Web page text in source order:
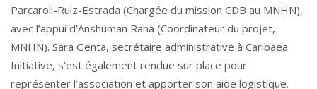
Parcaroli-Ruiz-Estrada (Chargée du mission CDB au MNHN),
avec l’appui d’Anshuman Rana (Coordinateur du projet,
MNHN). Sara Genta, secrétaire administrative à Caribaea
Initiative, s’est également rendue sur place pour
représenter l’association et apporter son aide logistique.